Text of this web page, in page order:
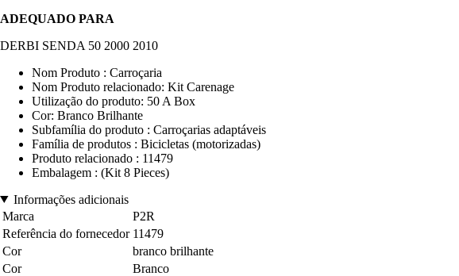
ADEQUADO PARA
DERBI SENDA 50 2000 2010
Nom Produto : Carroçaria
Nom Produto relacionado: Kit Carenage
Utilização do produto: 50 A Box
Cor: Branco Brilhante
Subfamília do produto : Carroçarias adaptáveis
Família de produtos : Bicicletas (motorizadas)
Produto relacionado : 11479
Embalagem : (Kit 8 Pieces)
Informações adicionais
Marca
P2R
Referência do fornecedor 11479
Cor
branco brilhante
Cor
Branco